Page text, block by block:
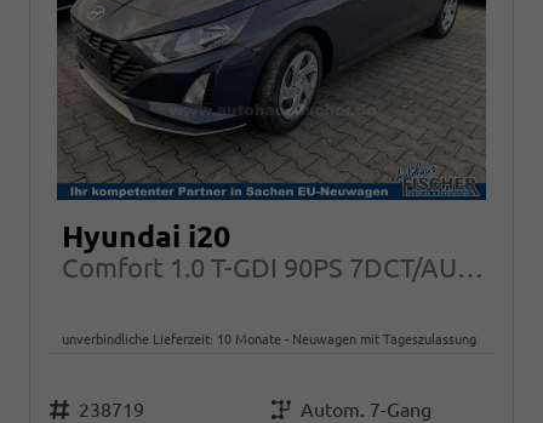
Hyundai i20
Comfort 1.0 T-GDI 90PS 7DCT/AUTOMATIK, NAVI Klima PDC RFK Tempomat Alarm
unverbindliche Lieferzeit: 10 Monate Neuwagen mit Tageszulassung
Fahrzeugnr.
238719
Getriebe
Autom. 7-Gang